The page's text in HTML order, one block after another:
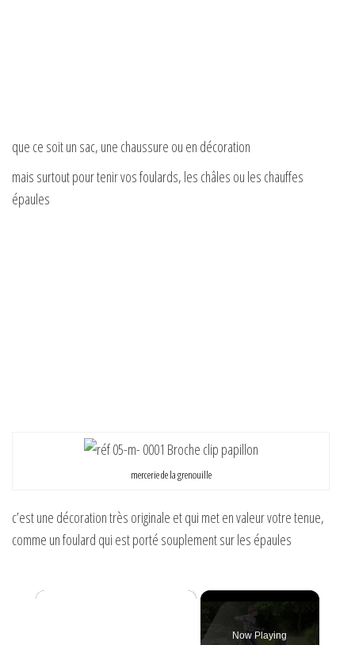
que ce soit un sac, une chaussure ou en décoration
mais surtout pour tenir vos foulards, les châles ou les chauffes
épaules
mercerie de la grenouille
c’est une décoration très originale et qui met en valeur votre tenue,
comme un foulard qui est porté souplement sur les épaules
×
Now Playing